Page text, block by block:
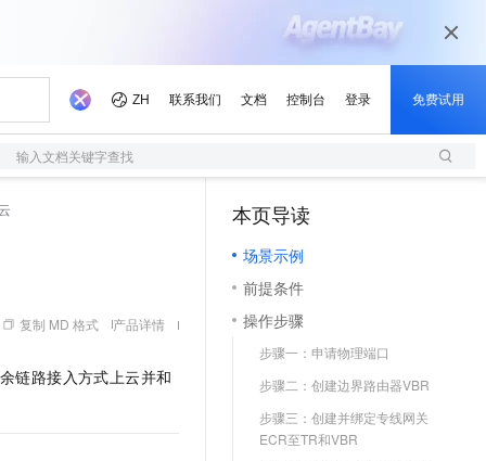
输入文档关键字查找
复制 MD 格式 产品详情
链路接入方式上云并和
本页导读
场景示例
前提条件
操作步骤
步骤一：申请物理端口
步骤二：创建边界路由器VBR
步骤三：创建并绑定专线网关
ECR至TR和VBR